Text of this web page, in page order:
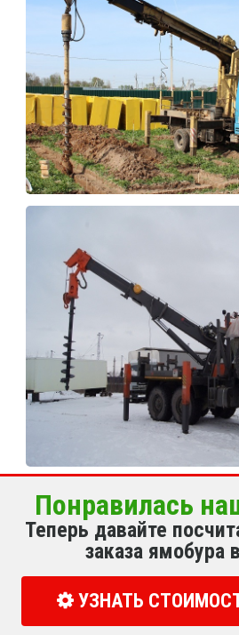
Понравилась
Теперь давайте
заказа ямобура
УЗНАТЬ